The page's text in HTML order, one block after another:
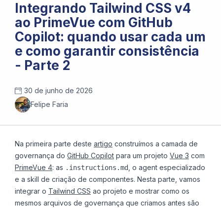
Integrando Tailwind CSS v4
ao PrimeVue com GitHub
Copilot: quando usar cada um
e como garantir consistência
- Parte 2
30 de junho de 2026
Felipe Faria
Na primeira parte deste artigo construímos a camada de
governança do GitHub Copilot para um projeto Vue 3 com
PrimeVue 4: as .instructions.md
, o agent especializado
e a skill de criação de componentes. Nesta parte, vamos
integrar o Tailwind CSS ao projeto e mostrar como os
mesmos arquivos de governança que criamos antes são